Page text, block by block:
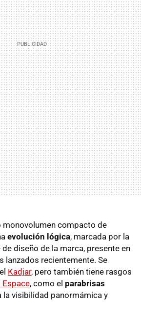
monovolumen compacto de
evolución lógica, marcada por la
diseño de la marca, presente en
lanzados recientemente. Se
Kadjar, pero también tiene rasgos
Espace, como el parabrisas
la visibilidad panormámica y